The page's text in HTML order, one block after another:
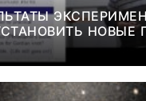
НОВЫЕ
ТЯЖЕЛЫХ